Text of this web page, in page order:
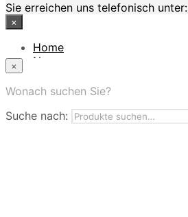
Sie erreichen uns telefonisch unter:
×
Home
News
App
Nutzungbedingungen
×
Wonach suchen Sie?
Suche nach: